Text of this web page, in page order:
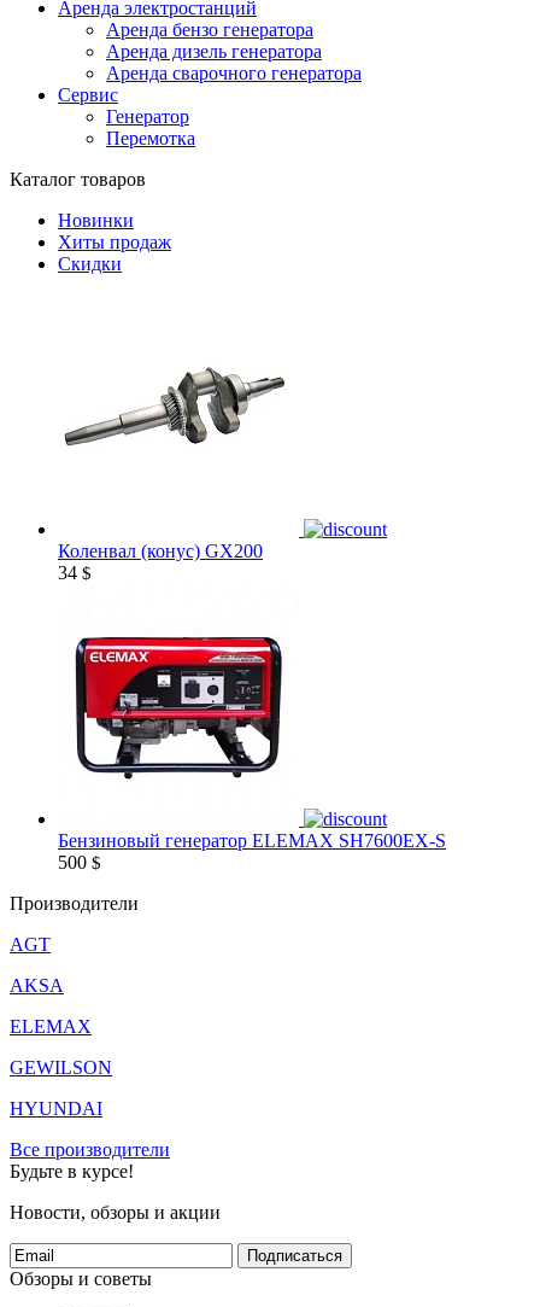
Аренда электростанций
Аренда бензо генератора
Аренда дизель генератора
Аренда сварочного генератора
Сервис
Генератор
Перемотка
Каталог товаров
Новинки
Хиты продаж
Скидки
Коленвал (конус) GX200
34 $
Бензиновый генератор ELEMAX SH7600EX-S
500 $
Производители
AGT
AKSA
ELEMAX
GEWILSON
HYUNDAI
Все производители
Будьте в курсе!
Новости, обзоры и акции
Подписаться
Обзоры и советы